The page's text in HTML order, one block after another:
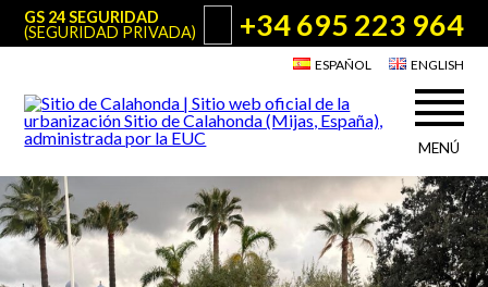
GS 24 SEGURIDAD
(SEGURIDAD PRIVADA)
+34 695 223 964
ESPAÑOL ENGLISH
MENÚ
Acerca de Sitio de Calahonda
Quiénes somos
Junta Directiva
Actuaciones
©2026 E.U.C.Sitio de Calahonda, Calle Monte Paraíso, 6, 29649 Mijas Costa.
NIF: G29178803.Todos los derechos reservados. Diseño y desarrollo:Jesse Naylor